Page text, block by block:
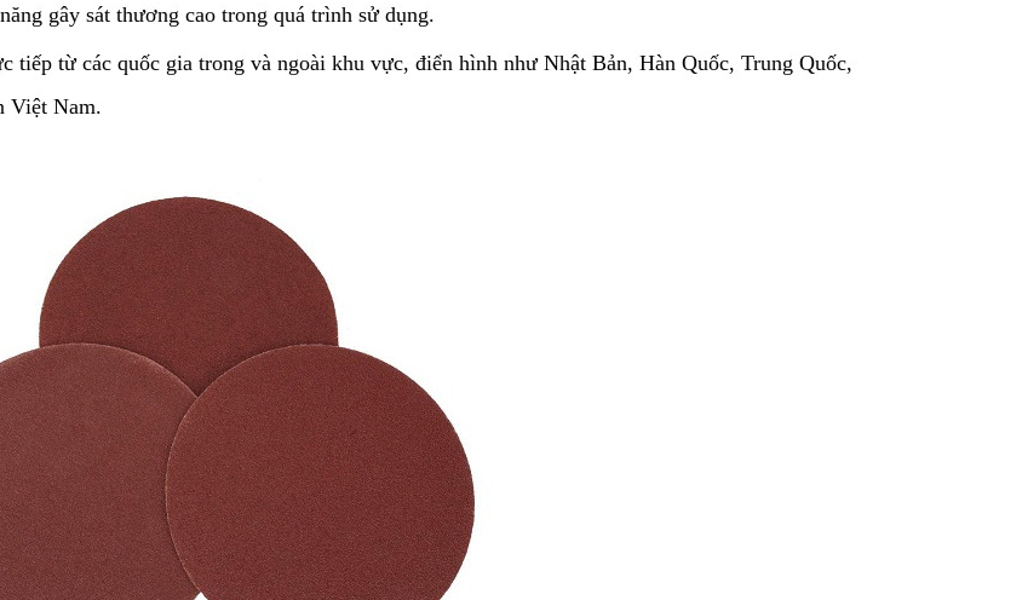
gây sát thương cao trong quá trình sử dụng.
tiếp từ các quốc gia trong và ngoài khu vực, điển hình như Nhật Bản, Hàn Quốc, Trung Quốc,
Việt Nam.